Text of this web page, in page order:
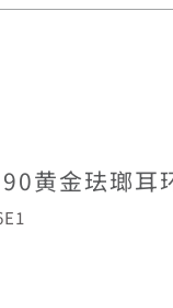
黄金珐瑯耳